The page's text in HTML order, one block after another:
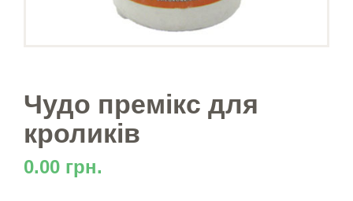
Чудо премікс для
кроликів
0.00 грн.